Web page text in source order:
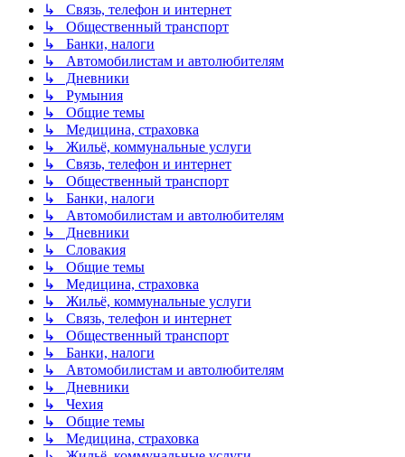
↳ Связь, телефон и интернет
↳ Общественный транспорт
↳ Банки, налоги
↳ Автомобилистам и автолюбителям
↳ Дневники
↳ Румыния
↳ Общие темы
↳ Медицина, страховка
↳ Жильё, коммунальные услуги
↳ Связь, телефон и интернет
↳ Общественный транспорт
↳ Банки, налоги
↳ Автомобилистам и автолюбителям
↳ Дневники
↳ Словакия
↳ Общие темы
↳ Медицина, страховка
↳ Жильё, коммунальные услуги
↳ Связь, телефон и интернет
↳ Общественный транспорт
↳ Банки, налоги
↳ Автомобилистам и автолюбителям
↳ Дневники
↳ Чехия
↳ Общие темы
↳ Медицина, страховка